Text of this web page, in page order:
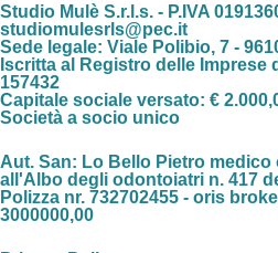
Studio Mulè S.r.l.s. - P.IVA
studiomulesrls@pec.it
Sede legale: Viale Polibio, 7 -
Iscritta al Registro delle Imprese
157432
Capitale sociale versato: €
Società a socio unico
Aut. San: Lo Bello Pietro
all'Albo degli odontoiatri n. 417
Polizza nr. 732702455 - oris
3000000,00